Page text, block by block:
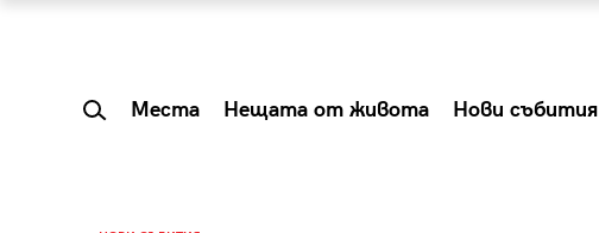
Места Нещата от живота Нови събития